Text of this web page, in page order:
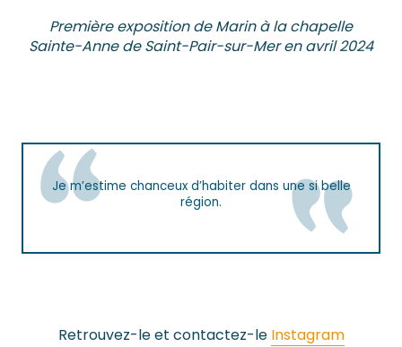
Première exposition de Marin à la chapelle
Sainte-Anne de Saint-Pair-sur-Mer en avril 2024
Je m’estime chanceux d’habiter dans une si belle
région.
Retrouvez-le et contactez-le Instagram